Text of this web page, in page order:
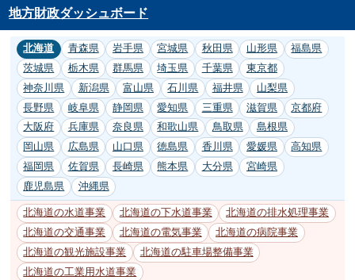
地方財政ダッシュボード
北海道 青森県 岩手県 宮城県 秋田県 山形県
福島県
茨城県
栃木県 群馬県 埼玉県 千葉県
東京都
神奈川県
新潟県 富山県 石川県 福井県
山梨県
長野県
岐阜県 静岡県 愛知県 三重県 滋賀県
京都府
大阪府
兵庫県 奈良県 和歌山県 鳥取県
島根県
岡山県
広島県 山口県 徳島県 香川県 愛媛県
高知県
福岡県
佐賀県 長崎県 熊本県 大分県
宮崎県
鹿児島県
沖縄県
北海道の水道事業 北海道の下水道事業
北海道の排水処理事業
北海道の交通事業
北海道の電気事業
北海道の病院事業
北海道の観光施設事業
北海道の駐車場整備事業
北海道の工業用水道事業